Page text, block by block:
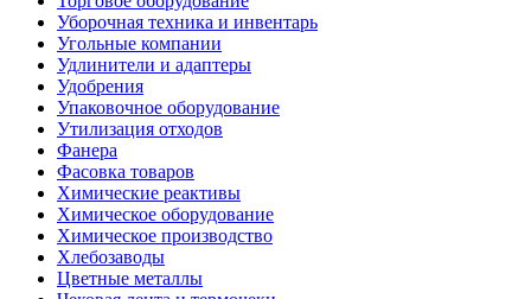
Уборочная техника и инвентарь
Угольные компании
Удлинители и адаптеры
Удобрения
Упаковочное оборудование
Утилизация отходов
Фанера
Фасовка товаров
Химические реактивы
Химическое оборудование
Химическое производство
Хлебозаводы
Цветные металлы